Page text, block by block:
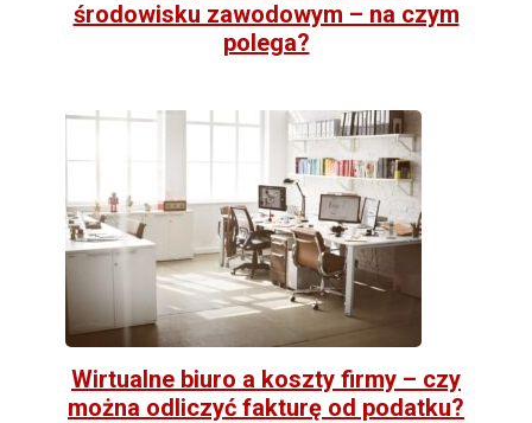
środowisku zawodowym – na czym
polega?
Wirtualne biuro a koszty firmy – czy
można odliczyć fakturę od podatku?